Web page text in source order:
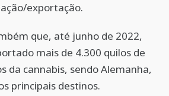
exportação.
que, até junho de 2022,
mais de 4.300 quilos de
da cannabis, sendo Alemanha,
principais destinos.